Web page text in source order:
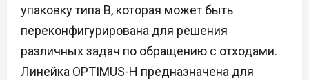
упаковку типа B, которая может быть
переконфигурирована для решения
различных задач по обращению с отходами.
Линейка OPTIMUS-H предназначена для